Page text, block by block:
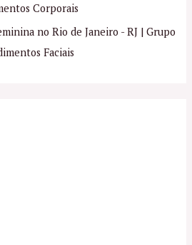
Corporais
no Rio de Janeiro - RJ | Grupo
Faciais